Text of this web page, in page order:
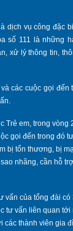
dịch vụ công đặc
số 111 là những
xử lý thông tin,
các cuộc gọi đến
Trẻ em, trong vòng
gọi đến trong đó
bị tổn thương, bị
nhãng, cần hỗ
vấn của tổng đài
tư vấn liên quan
các thành viên gia